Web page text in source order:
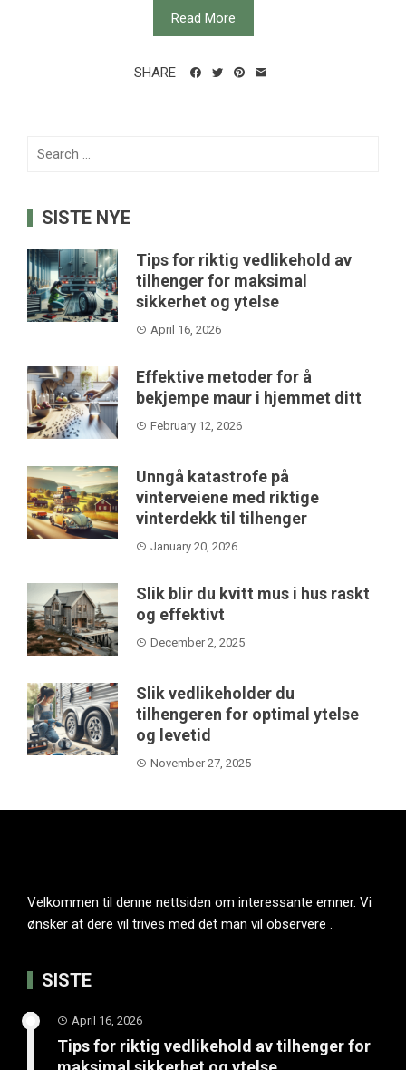
Read More
SHARE
Search
SISTE NYE
Tips for riktig vedlikehold av
tilhenger for maksimal
sikkerhet og ytelse
April 16, 2026
Effektive metoder for å
bekjempe maur i hjemmet ditt
February 12, 2026
Unngå katastrofe på
vinterveiene med riktige
vinterdekk til tilhenger
January 20, 2026
Slik blir du kvitt mus i hus raskt
og effektivt
December 2, 2025
Slik vedlikeholder du
tilhengeren for optimal ytelse
og levetid
November 27, 2025
Velkommen til denne nettsiden om interessante emner. Vi
ønsker at dere vil trives med det man vil observere .
SISTE
April 16, 2026
Tips for riktig vedlikehold av tilhenger for